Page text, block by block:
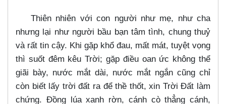
Thiên nhiên với con người như mẹ, như cha
nhưng lại như người bầu bạn tâm tình, chung thuỷ
và rất tin cậy. Khi gặp khổ đau, mất mát, tuyệt vọng
thì suốt đêm kêu Trời; gặp điều oan ức không thể
giãi bày, nước mắt dài, nước mắt ngắn cũng chỉ
còn biết lấy trời đất ra để thề thốt, xin Trời Đất làm
chứng. Đồng lúa xanh rờn, cánh cò thẳng cánh,